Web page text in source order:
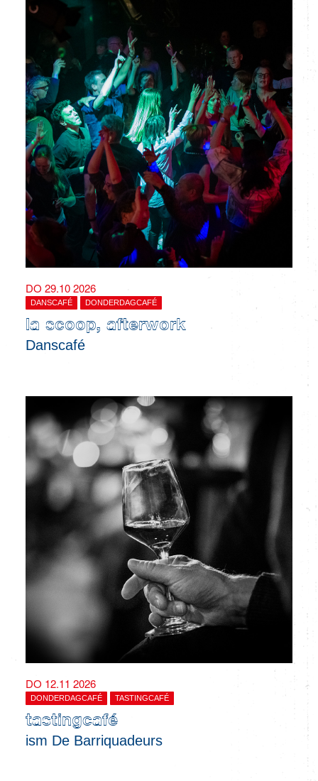
DO 29.10 2026
DANSCAFÉ DONDERDAGCAFÉ
la scoop, afterwork
Danscafé
DO 12.11 2026
DONDERDAGCAFÉ TASTINGCAFÉ
tastingcafé
ism De Barriquadeurs